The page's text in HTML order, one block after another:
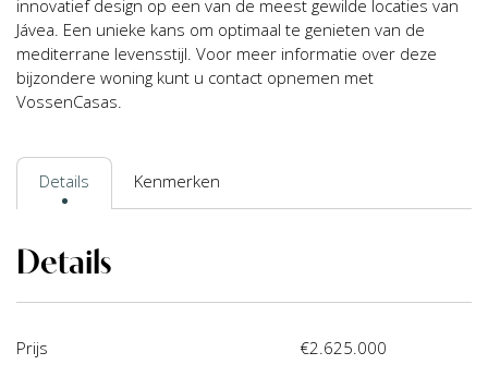
innovatief design op een van de meest gewilde locaties van
Jávea. Een unieke kans om optimaal te genieten van de
mediterrane levensstijl. Voor meer informatie over deze
bijzondere woning kunt u contact opnemen met
VossenCasas.
Details Kenmerken
Details
Prijs €2.625.000